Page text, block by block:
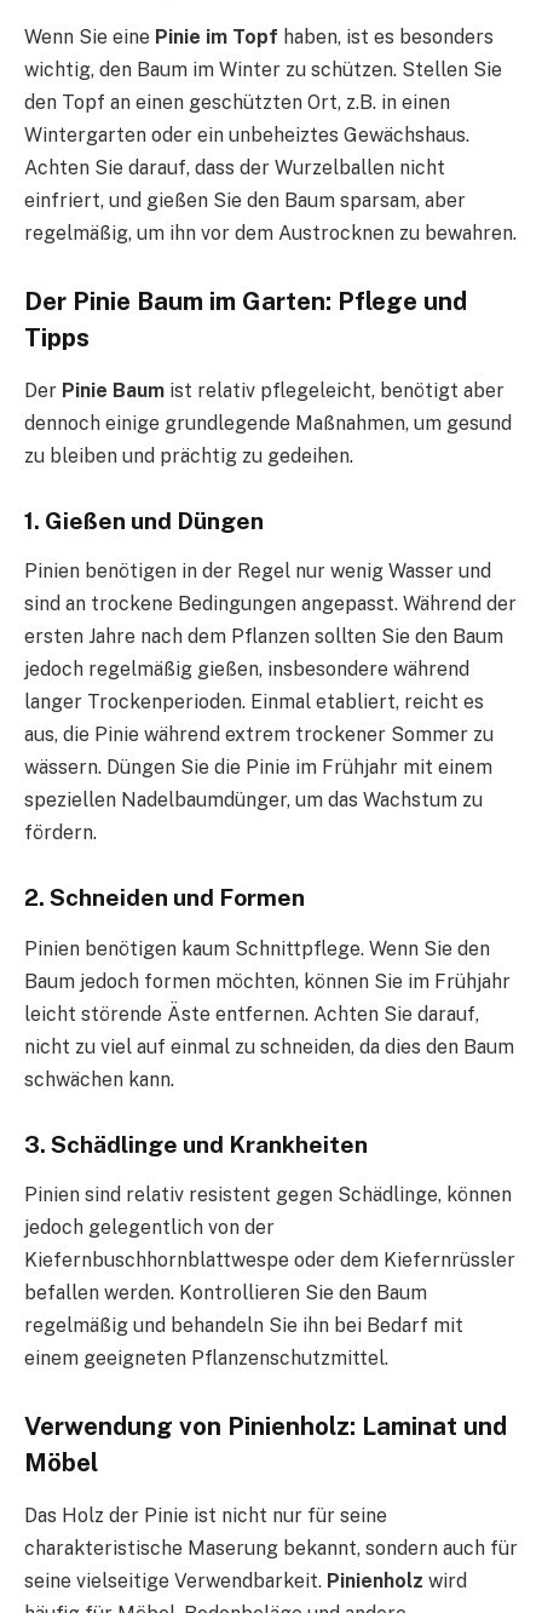
Wenn Sie eine Pinie im Topf haben, ist es besonders
wichtig, den Baum im Winter zu schützen. Stellen Sie
den Topf an einen geschützten Ort, z.B. in einen
Wintergarten oder ein unbeheiztes Gewächshaus.
Achten Sie darauf, dass der Wurzelballen nicht
einfriert, und gießen Sie den Baum sparsam, aber
regelmäßig, um ihn vor dem Austrocknen zu bewahren.
Der Pinie Baum im Garten: Pflege und
Tipps
Der Pinie Baum ist relativ pflegeleicht, benötigt aber
dennoch einige grundlegende Maßnahmen, um gesund
zu bleiben und prächtig zu gedeihen.
1. Gießen und Düngen
Pinien benötigen in der Regel nur wenig Wasser und
sind an trockene Bedingungen angepasst. Während der
ersten Jahre nach dem Pflanzen sollten Sie den Baum
jedoch regelmäßig gießen, insbesondere während
langer Trockenperioden. Einmal etabliert, reicht es
aus, die Pinie während extrem trockener Sommer zu
wässern. Düngen Sie die Pinie im Frühjahr mit einem
speziellen Nadelbaumdünger, um das Wachstum zu
fördern.
2. Schneiden und Formen
Pinien benötigen kaum Schnittpflege. Wenn Sie den
Baum jedoch formen möchten, können Sie im Frühjahr
leicht störende Äste entfernen. Achten Sie darauf,
nicht zu viel auf einmal zu schneiden, da dies den Baum
schwächen kann.
3. Schädlinge und Krankheiten
Pinien sind relativ resistent gegen Schädlinge, können
jedoch gelegentlich von der
Kiefernbuschhornblattwespe oder dem Kiefernrüssler
befallen werden. Kontrollieren Sie den Baum
regelmäßig und behandeln Sie ihn bei Bedarf mit
einem geeigneten Pflanzenschutzmittel.
Verwendung von Pinienholz: Laminat und
Möbel
Das Holz der Pinie ist nicht nur für seine
charakteristische Maserung bekannt, sondern auch für
seine vielseitige Verwendbarkeit. Pinienholz wird